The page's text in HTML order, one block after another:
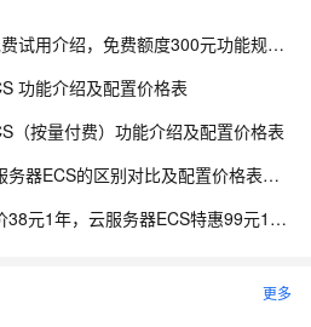
2026 阿里云云服务器ECS免费试用介绍，免费额度300元功能规则介绍
功能介绍及配置价格表
（按量付费）功能介绍及配置价格表
阿里云轻量应用服务器与云服务器ECS的区别对比及配置价格表说明
阿里云轻量应用服务器抢购价38元1年，云服务器ECS特惠99元1年，区别与选购指南参考
更多